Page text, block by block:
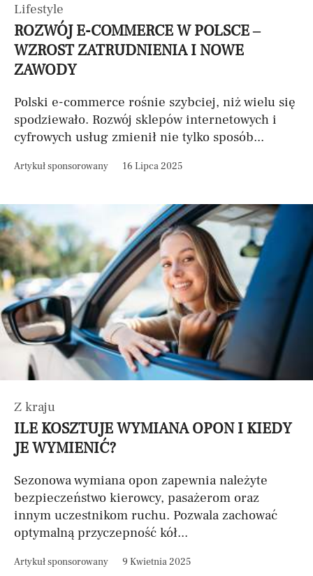
Lifestyle
ROZWÓJ E-COMMERCE W POLSCE –
WZROST ZATRUDNIENIA I NOWE
ZAWODY
Polski e-commerce rośnie szybciej, niż wielu się
spodziewało. Rozwój sklepów internetowych i
cyfrowych usług zmienił nie tylko sposób...
Artykuł sponsorowany 16 Lipca 2025
Z kraju
ILE KOSZTUJE WYMIANA OPON I KIEDY
JE WYMIENIĆ?
Sezonowa wymiana opon zapewnia należyte
bezpieczeństwo kierowcy, pasażerom oraz
innym uczestnikom ruchu. Pozwala zachować
optymalną przyczepność kół...
Artykuł sponsorowany 9 Kwietnia 2025